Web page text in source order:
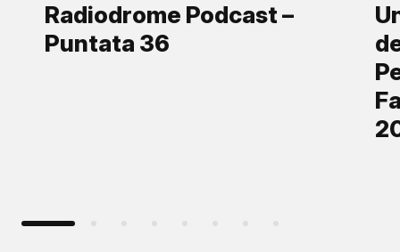
Radiodrome Podcast –
Puntata 36